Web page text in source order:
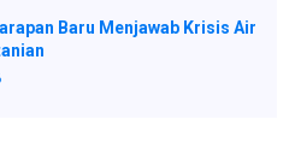
Baru Menjawab Krisis Air